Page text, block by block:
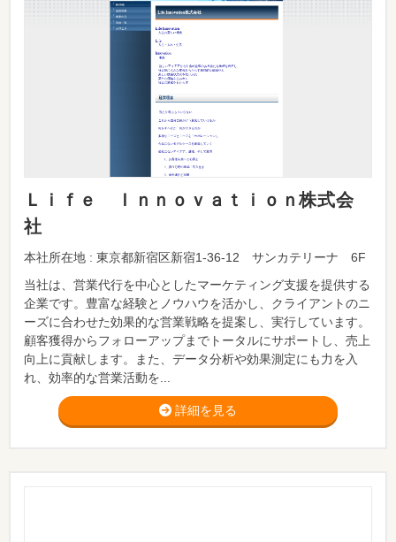
Ｌｉｆｅ Ｉｎｎｏｖａｔｉｏｎ株式会
社
本社所在地 : 東京都新宿区新宿1-36-12 サンカテリーナ 6F
当社は、営業代行を中心としたマーケティング支援を提供する
企業です。豊富な経験とノウハウを活かし、クライアントのニ
ーズに合わせた効果的な営業戦略を提案し、実行しています。
顧客獲得からフォローアップまでトータルにサポートし、売上
向上に貢献します。また、データ分析や効果測定にも力を入
れ、効率的な営業活動を...
詳細を見る